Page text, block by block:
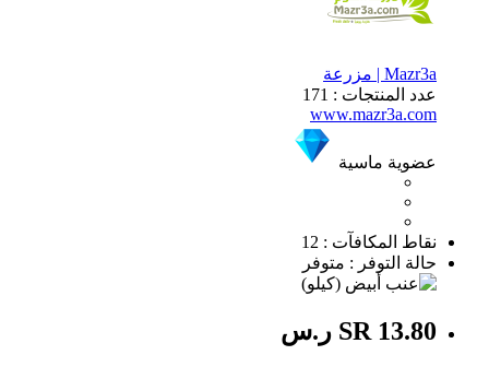
Mazr3a | مزرعة
عدد المنتجات : 171
www.mazr3a.com
عضوية ماسية
نقاط المكافآت : 12
حالة التوفر : متوفر
SR 13.80 ر.س